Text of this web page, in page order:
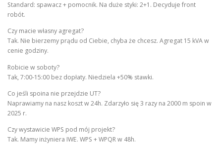
Standard: spawacz + pomocnik. Na duże styki: 2+1. Decyduje front
robót.
Czy macie własny agregat?
Tak. Nie bierzemy prądu od Ciebie, chyba że chcesz. Agregat 15 kVA w
cenie godziny.
Robicie w soboty?
Tak, 7:00-15:00 bez dopłaty. Niedziela +50% stawki.
Co jeśli spoina nie przejdzie UT?
Naprawiamy na nasz koszt w 24h. Zdarzyło się 3 razy na 2000 m spoin w
2025 r.
Czy wystawicie WPS pod mój projekt?
Tak. Mamy inżyniera IWE. WPS + WPQR w 48h.